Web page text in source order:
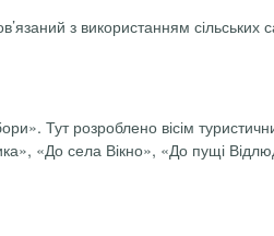
з використанням сільських
Тут розроблено вісім
«До села Вікно», «До пущі